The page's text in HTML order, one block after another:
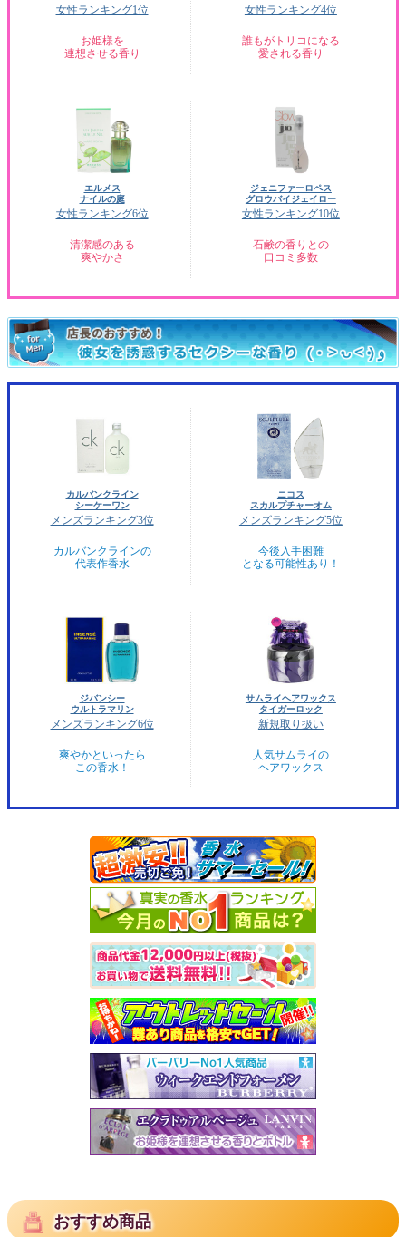
女性ランキング1位
お姫様を
連想させる香り
女性ランキング4位
誰もがトリコになる
愛される香り
エルメス
ナイルの庭
女性ランキング6位
清潔感のある
爽やかさ
ジェニファーロペス
グロウバイジェイロー
女性ランキング10位
石鹸の香りとの
口コミ多数
カルバンクライン
シーケーワン
メンズランキング3位
カルバンクラインの
代表作香水
ニコス
スカルプチャーオム
メンズランキング5位
今後入手困難
となる可能性あり！
ジバンシー
ウルトラマリン
メンズランキング6位
爽やかといったら
この香水！
サムライヘアワックス
タイガーロック
新規取り扱い
人気サムライの
ヘアワックス
おすすめ商品